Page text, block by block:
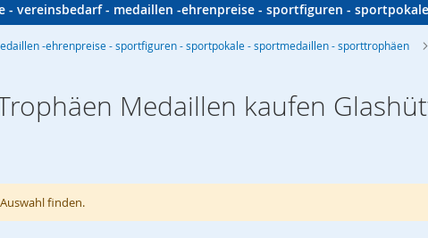
- vereinsbedarf - medaillen -ehrenpreise - sportfiguren -
-ehrenpreise - sportfiguren - sportpokale - sportmedaillen - sporttrophäen
Medaillen kaufen
finden.